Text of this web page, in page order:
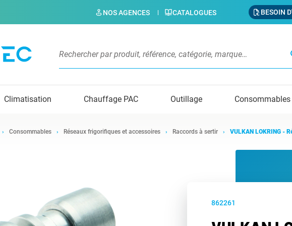
NOS AGENCES CATALOGUES BESOIN
Climatisation Chauffage PAC Outillage Consommables
Consommables Réseaux frigorifiques et accessoires Raccords à sertir VULKAN LOKRING -
862261